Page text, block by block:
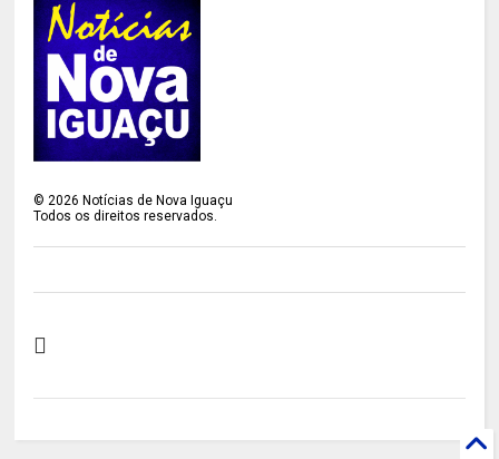
©2026 Notícias de Nova Iguaçu
Todos os direitos reservados.